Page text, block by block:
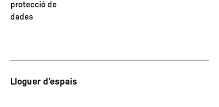
protecció de
dades
Lloguer d’espais